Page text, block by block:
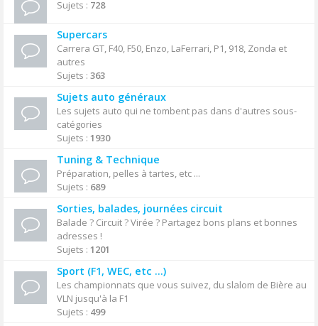
Sujets : 728
Supercars
Carrera GT, F40, F50, Enzo, LaFerrari, P1, 918, Zonda et
autres
Sujets : 363
Sujets auto généraux
Les sujets auto qui ne tombent pas dans d'autres sous-
catégories
Sujets : 1930
Tuning & Technique
Préparation, pelles à tartes, etc ...
Sujets : 689
Sorties, balades, journées circuit
Balade ? Circuit ? Virée ? Partagez bons plans et bonnes
adresses !
Sujets : 1201
Sport (F1, WEC, etc ...)
Les championnats que vous suivez, du slalom de Bière au
VLN jusqu'à la F1
Sujets : 499